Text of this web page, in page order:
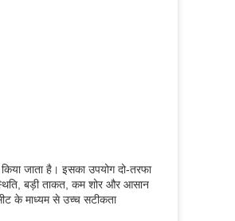
जाता है। इसका उपयोग दो-तरफा
बड़ी ताकत, कम शोर और आसान
के माध्यम से उच्च सटीकता